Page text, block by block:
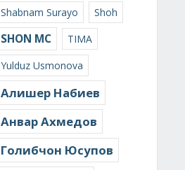
Shabnam Surayo Shoh
SHON MC
TIMA
Yulduz Usmonova
Алишер Набиев
Анвар Ахмедов
Голибчон Юсупов